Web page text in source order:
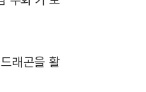
래곤을 활